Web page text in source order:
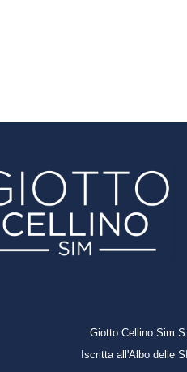
Giotto Cellino Sim
Iscritta all'Albo delle